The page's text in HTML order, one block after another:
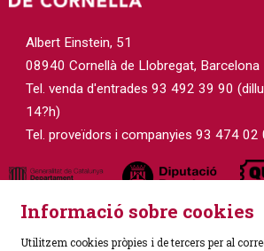
Albert Einstein, 51
08940 Cornellà de Llobregat, Barcelona
Tel. venda d'entrades 93 492 39 90
14?h)
Tel. proveïdors i companyies 93 474 02
Informació sobre cookies
Utilitzem cookies pròpies i de tercers per al